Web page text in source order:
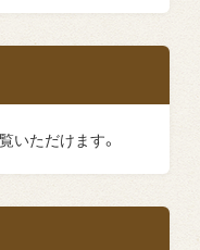
いただけます。